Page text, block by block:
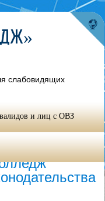
слабовидящих
и лиц с ОВЗ